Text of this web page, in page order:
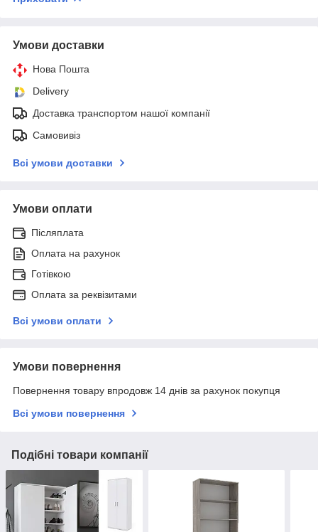
Умови доставки
Нова Пошта
Delivery
Доставка транспортом нашої компанії
Самовивіз
Всі умови доставки
Умови оплати
Післяплата
Оплата на рахунок
Готівкою
Оплата за реквізитами
Всі умови оплати
Умови повернення
Повернення товару впродовж 14 днів за рахунок покупця
Всі умови повернення
Подібні товари компанії